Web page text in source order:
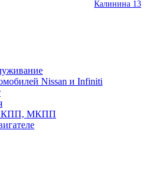
Калинина 13
Nissan и Infiniti
АКПП, МКПП